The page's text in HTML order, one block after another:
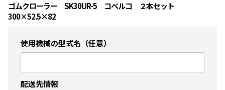
ゴムクローラー SK30UR-5 コベルコ ２本セット
300×52.5×82
使用機械の型式名（任意）
配送先情報